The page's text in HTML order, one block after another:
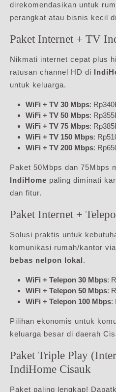
direkomendasikan untuk
perangkat atau bisnis kecil
Paket Internet + TV
Nikmati internet cepat plus
ratusan channel HD di
untuk keluarga.
WiFi + TV 30 Mbps:
WiFi + TV 50 Mbps:
WiFi + TV 75 Mbps:
WiFi + TV 150 Mbps:
WiFi + TV 200 Mbps:
Paket 50Mbps dan 75Mbps
IndiHome paling diminati
dan fitur.
Paket Internet +
Solusi praktis untuk
komunikasi rumah/kantor
bebas nelpon lokal.
WiFi + Telepon 30 Mbps:
WiFi + Telepon 50 Mbps:
WiFi + Telepon 100 Mbps:
Pilihan ekonomis untuk
keluarga besar di daerah
Paket Triple Play
IndiHome Cisauk
Paket paling lengkap!